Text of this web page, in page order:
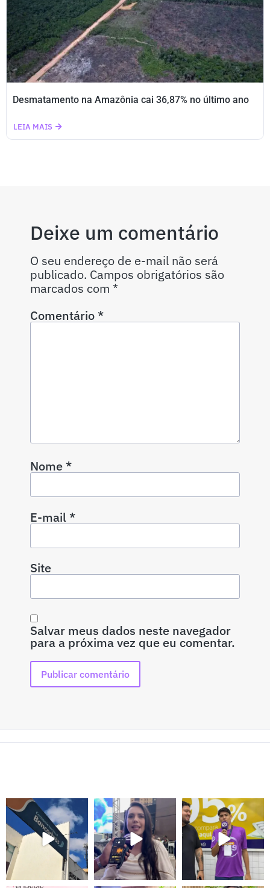
Desmatamento na Amazônia cai 36,87% no último ano
LEIA MAIS
Deixe um comentário
O seu endereço de e-mail não será
publicado. Campos obrigatórios são
marcados com *
Comentário*
Nome*
E-mail*
Site
Salvar meus dados neste navegador
para a próxima vez que eu comentar.